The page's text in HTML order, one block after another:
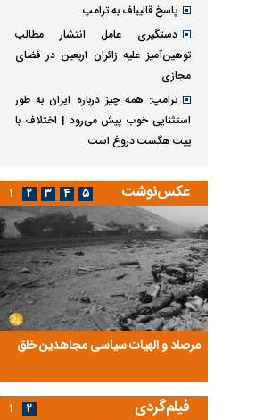
پاسخ قالیباف به ترامپ
دستگیری عامل انتشار مطالب
توهین‌آمیز علیه زائران اربعین در فضای
مجازی
ترامپ: همه چیز درباره ایران به طور
استثنایی خوب پیش می‌رود | اختلاف با
پیت هگست دروغ است
عکس‌نوشت
مرصاد و الهیات سیاسی مجاهدین خلق
۱ ۲ ۳ ۴ ۵
فیلم‌گردی ۱ ۲